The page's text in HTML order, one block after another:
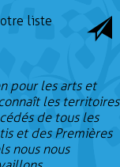
liste
pour les arts et
les territoires
de tous les
et des Premières
nous nous